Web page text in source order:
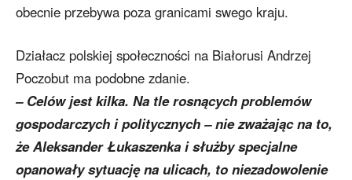
obecnie przebywa poza granicami swego kraju.
Działacz polskiej społeczności na Białorusi Andrzej
Poczobut ma podobne zdanie.
– Celów jest kilka. Na tle rosnących problemów
gospodarczych i politycznych – nie zważając na to,
że Aleksander Łukaszenka i służby specjalne
opanowały sytuację na ulicach, to niezadowolenie